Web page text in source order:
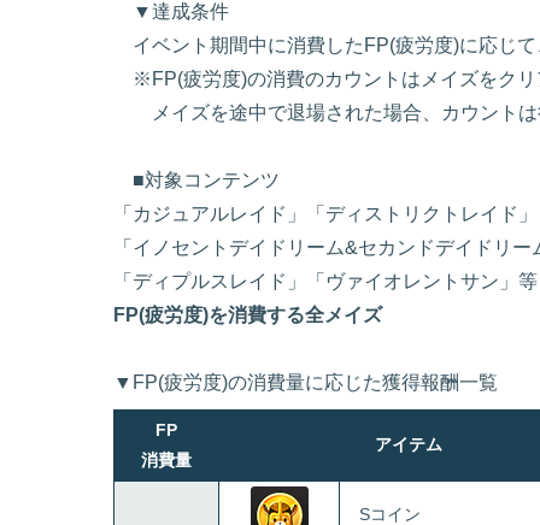
▼達成条件
イベント期間中に消費したFP(疲労度)に応じ
※FP(疲労度)の消費のカウントはメイズをクリ
メイズを途中で退場された場合、カウントは
■対象コンテンツ
「カジュアルレイド」「ディストリクトレイド
「イノセントデイドリーム&セカンドデイドリ
「ディプルスレイド」「ヴァイオレントサン」
FP(疲労度)を消費する全メイズ
▼FP(疲労度)の消費量に応じた獲得報酬一覧
FP
消費量
アイテム
Sコイン